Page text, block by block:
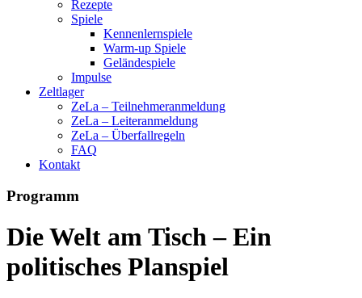
Rezepte
Spiele
Kennenlernspiele
Warm-up Spiele
Geländespiele
Impulse
Zeltlager
ZeLa – Teilnehmeranmeldung
ZeLa – Leiteranmeldung
ZeLa – Überfallregeln
FAQ
Kontakt
Programm
Die Welt am Tisch – Ein
politisches Planspiel